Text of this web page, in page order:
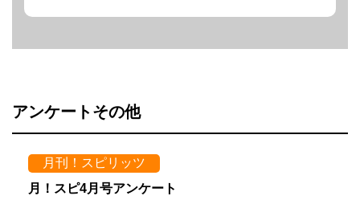
アンケートその他
月刊！スピリッツ
月！スピ4月号アンケート